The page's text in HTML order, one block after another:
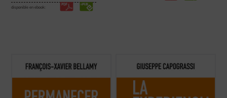
disponible en ebook:
Bellamy nos presenta un elogio de la
permanencia exponiendo las
hasta aquí, el autor nos anima a
El protagonismo del individuo histórico y
concreto es una constante en la obra de
italiano indaga en las razones por las que
«la experiencia común y la riqueza que hay
en la acción, en la vida ...